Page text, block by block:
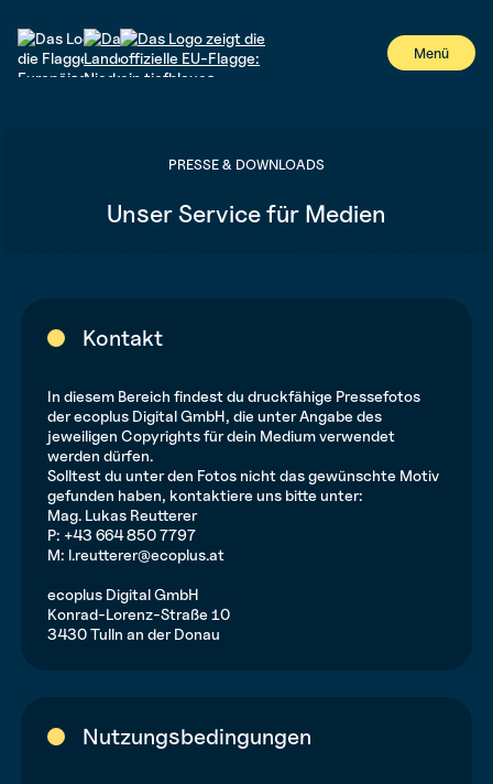
Menü
PRESSE & DOWNLOADS
Unser Service für Medien
Kontakt
In diesem Bereich findest du druckfähige Pressefotos
der ecoplus Digital GmbH, die unter Angabe des
jeweiligen Copyrights für dein Medium verwendet
werden dürfen.
Solltest du unter den Fotos nicht das gewünschte Motiv
gefunden haben, kontaktiere uns bitte unter:
Mag. Lukas Reutterer
P: +43 664 850 7797
M: l.reutterer@ecoplus.at
ecoplus Digital GmbH
Konrad-Lorenz-Straße 10
3430 Tulln an der Donau
Nutzungsbedingungen